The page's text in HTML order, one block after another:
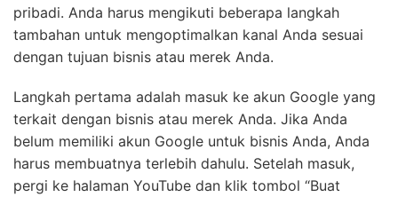
pribadi. Anda harus mengikuti beberapa langkah
tambahan untuk mengoptimalkan kanal Anda sesuai
dengan tujuan bisnis atau merek Anda.
Langkah pertama adalah masuk ke akun Google yang
terkait dengan bisnis atau merek Anda. Jika Anda
belum memiliki akun Google untuk bisnis Anda, Anda
harus membuatnya terlebih dahulu. Setelah masuk,
pergi ke halaman YouTube dan klik tombol “Buat